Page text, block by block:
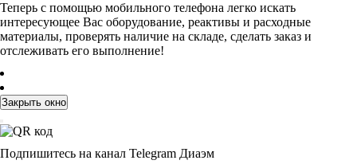
Теперь с помощью мобильного телефона легко искать
интересующее Вас оборудование, реактивы и расходные
материалы, проверять наличие на складе, сделать заказ и
отслеживать его выполнение!
Закрыть окно
Подпишитесь на канал Telegram Диаэм